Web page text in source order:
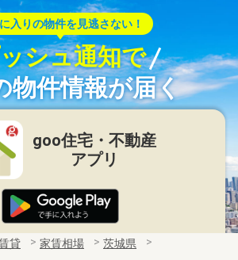
入りの物件を見逃さない！
シュ通知で
物件情報が届く
goo住宅・不動産
アプリ
貸 家賃相場
茨城県